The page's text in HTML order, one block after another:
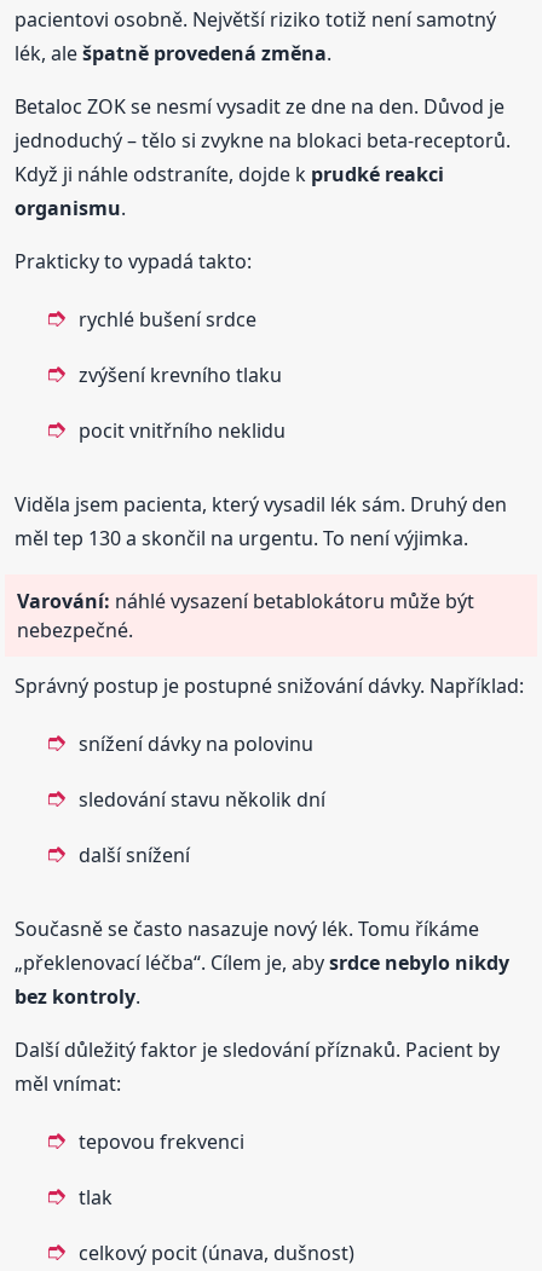
pacientovi osobně. Největší riziko totiž není samotný
lék, alešpatně provedená změna.
Betaloc ZOK se nesmí vysadit ze dne na den. Důvod je
jednoduchý – tělo si zvykne na blokaci beta-receptorů.
Když ji náhle odstraníte, dojde k prudké reakci
organismu.
Prakticky to vypadá takto:
rychlé bušení srdce
zvýšení krevního tlaku
pocit vnitřního neklidu
Viděla jsem pacienta, který vysadil lék sám. Druhý den
měl tep 130 a skončil na urgentu. To není výjimka.
Varování: náhlé vysazení betablokátoru může být
nebezpečné.
Správný postup je postupné snižování dávky. Například:
snížení dávky na polovinu
sledování stavu několik dní
další snížení
Současně se často nasazuje nový lék. Tomu říkáme
„překlenovací léčba“. Cílem je, abysrdce nebylo nikdy
bez kontroly.
Další důležitý faktor je sledování příznaků. Pacient by
měl vnímat:
tepovou frekvenci
tlak
celkový pocit (únava, dušnost)